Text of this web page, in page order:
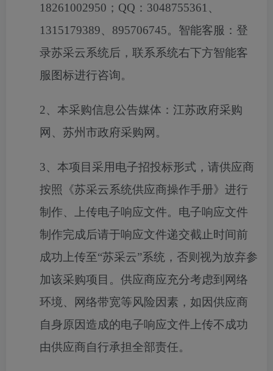
18261002950 ； QQ ： 3048755361 、
1315179389、 895706745。智能客服：登
录苏采云系统后，联系系统右下方智能客
服图标进行咨询。
2、本采购信息公告媒体：江苏政府采购
网、苏州市政府采购网。
3、本项目采用电子招投标形式，请供应商
按照《苏采云系统供应商操作手册》进行
制作、上传电子响应文件。电子响应文件
制作完成后请于响应文件递交截止时间前
成功上传至“苏采云”系统，否则视为放弃参
加该采购项目。供应商应充分考虑到网络
环境、网络带宽等风险因素，如因供应商
自身原因造成的电子响应文件上传不成功
由供应商自行承担全部责任。